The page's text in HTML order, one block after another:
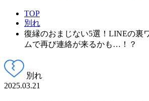
TOP
別れ
復縁のおまじない5選！LINEの裏
ムで再び連絡が来るかも…！？
別れ
2025.03.21